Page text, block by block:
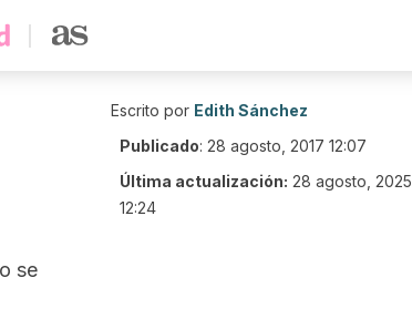
se
Escrito por Edith Sánchez
Publicado: 28 agosto, 2017 12:07
Última actualización: 28 agosto, 2025
12:24